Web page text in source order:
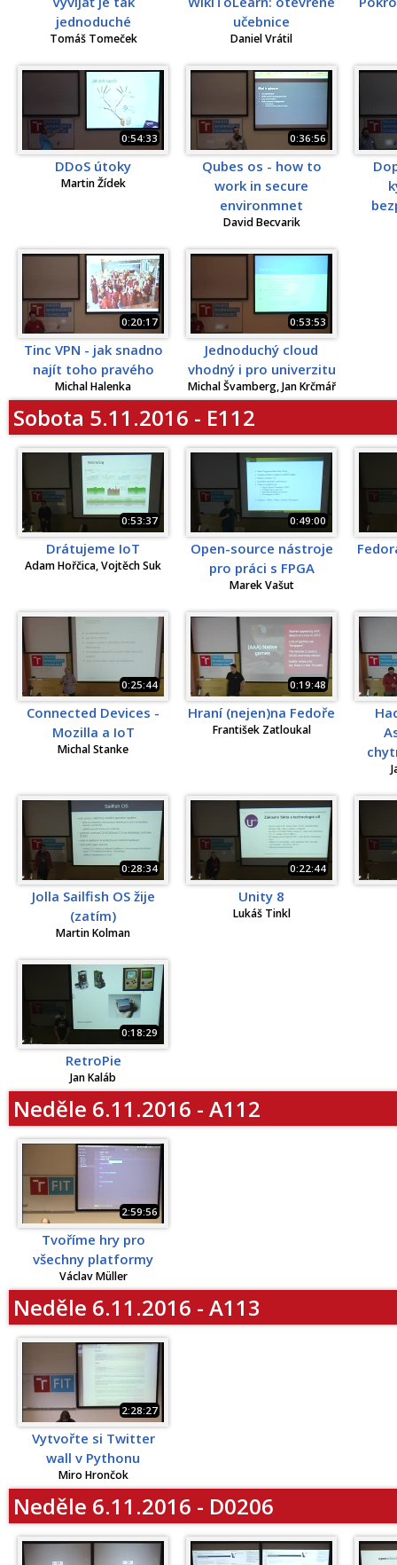
jednoduché
Tomáš Tomeček
učebnice
Daniel Vrátil
0:54:33
DDoS útoky
Martin Žídek
0:36:56
Qubes os - how to
work in secure
environmnet
David Becvarik
0:20:17
Tinc VPN - jak snadno
najít toho pravého
Michal Halenka
0:53:53
Jednoduchý cloud
vhodný i pro univerzitu
Michal Švamberg, Jan Krčmář
Sobota 5.11.2016 - E112
0:53:37
Drátujeme IoT
Adam Hořčica, Vojtěch Suk
0:49:00
Open-source nástroje
pro práci s FPGA
Marek Vašut
0:25:44
Connected Devices -
Mozilla a IoT
Michal Stanke
0:19:48
Hraní (nejen)na Fedoře
František Zatloukal
0:28:34
Jolla Sailfish OS žije
(zatím)
Martin Kolman
0:22:44
Unity 8
Lukáš Tinkl
0:18:29
RetroPie
Jan Kaláb
Neděle 6.11.2016 - A112
2:59:56
Tvoříme hry pro
všechny platformy
Václav Müller
Neděle 6.11.2016 - A113
2:28:27
Vytvořte si Twitter
wall v Pythonu
Miro Hrončok
Neděle 6.11.2016 - D0206